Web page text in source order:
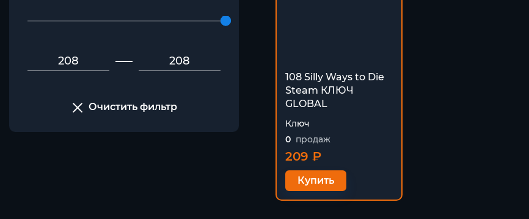
Очистить фильтр
108 Silly Ways to Die
Steam КЛЮЧ
GLOBAL
Ключ
0 продаж
209 ₽
Купить